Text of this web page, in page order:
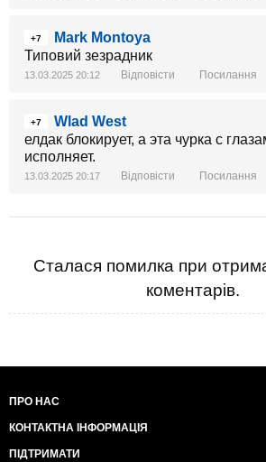
+7
Mark Montoya
Типовий зезрадник
13.03.2025 20:12 Відповісти Посилання
+7
Wlad West
елдак блокирует, а эта чурка с
исполняет.
13.03.2025 20:17 Відповісти Посилання
Сталася помилка при
коментарів.
ПРО НАС
КОНТАКТНА ІНФОРМАЦІЯ
ПІДТРИМАТИ